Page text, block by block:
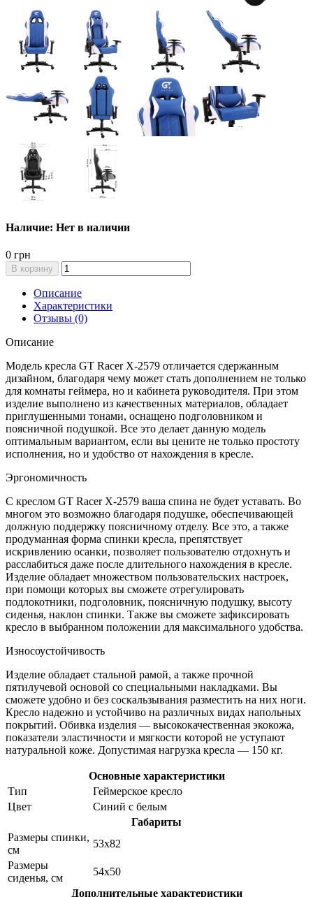
Наличие: Нет в наличии
0 грн
В корзину
Описание
Характеристики
Отзывы (0)
Описание
Модель кресла GT Racer X-2579 отличается сдержанным
дизайном, благодаря чему может стать дополнением не только
для комнаты геймера, но и кабинета руководителя. При этом
изделие выполнено из качественных материалов, обладает
приглушенными тонами, оснащено подголовником и
поясничной подушкой. Все это делает данную модель
оптимальным вариантом, если вы цените не только простоту
исполнения, но и удобство от нахождения в кресле.
Эргономичность
С креслом GT Racer X-2579 ваша спина не будет уставать. Во
многом это возможно благодаря подушке, обеспечивающей
должную поддержку поясничному отделу. Все это, а также
продуманная форма спинки кресла, препятствует
искривлению осанки, позволяет пользователю отдохнуть и
расслабиться даже после длительного нахождения в кресле.
Изделие обладает множеством пользовательских настроек,
при помощи которых вы сможете отрегулировать
подлокотники, подголовник, поясничную подушку, высоту
сиденья, наклон спинки. Также вы сможете зафиксировать
кресло в выбранном положении для максимального удобства.
Износоустойчивость
Изделие обладает стальной рамой, а также прочной
пятилучевой основой со специальными накладками. Вы
сможете удобно и без соскальзывания разместить на них ноги.
Кресло надежно и устойчиво на различных видах напольных
покрытий. Обивка изделия — высококачественная экокожа,
показатели эластичности и мягкости которой не уступают
натуральной коже. Допустимая нагрузка кресла — 150 кг.
Основные характеристики
Тип
Геймерское кресло
Цвет
Синий с белым
Габариты
Размеры спинки,
см
53х82
Размеры
сиденья, см
54х50
Дополнительные характеристики